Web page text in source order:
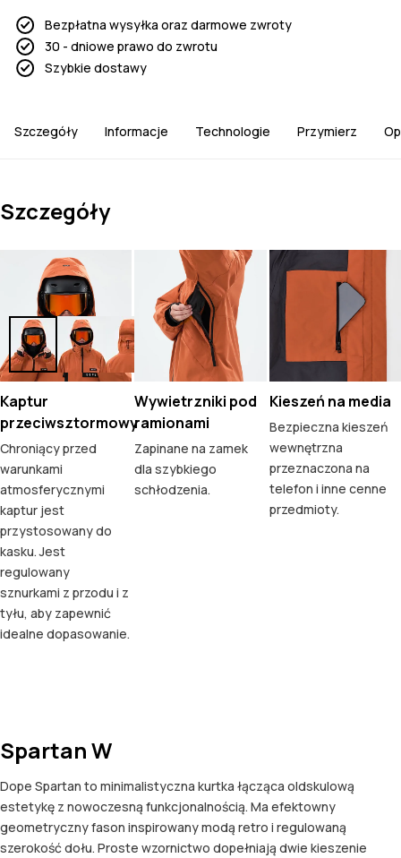
Bezpłatna wysyłka oraz darmowe zwroty
30 - dniowe prawo do zwrotu
Szybkie dostawy
Szczegóły Informacje Technologie Przymierz
Szczegóły
Kaptur
przeciwsztormowy
Chroniący przed
warunkami
atmosferycznymi
kaptur jest
przystosowany do
kasku. Jest
regulowany
sznurkami z przodu i z
tyłu, aby zapewnić
idealne dopasowanie.
Wywietrzniki pod
ramionami
Zapinane na zamek
dla szybkiego
schłodzenia.
Kieszeń na media
Bezpieczna kieszeń
wewnętrzna
przeznaczona na
telefon i inne cenne
przedmioty.
Spartan W
Dope Spartan to minimalistyczna kurtka łącząca oldskulową
estetykę z nowoczesną funkcjonalnością. Ma efektowny
geometryczny fason inspirowany modą retro i regulowaną
szerokość dołu. Proste wzornictwo dopełniają dwie kieszenie